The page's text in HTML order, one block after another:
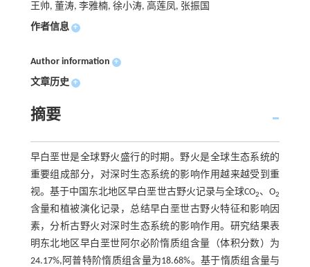
王帅, 董涛, 李雅楠, 徐小涛, 高莲凤, 张振国
作者信息 +
Author information +
文章历史 +
摘要
早白垩世是全球野火盛行的时期。野火是全球生态系统的
重要组成部分，对深时生态系统的影响作用越来越受到重
视。基于中国东北地区早白垩世古野火记录与全球CO2、O2
含量和植被演化记录，总结早白垩世古野火特征和影响因
素，分析古野火对深时生态系统的影响作用。研究结果表
明东北地区早白垩世阿尔必阶惰质组含量（体积分数）为
24.17%,阿普特阶惰质组含量为18.68%。基于惰质组含量与